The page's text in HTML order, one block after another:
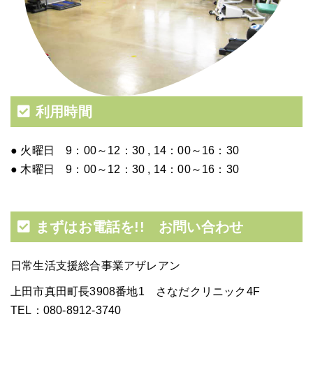
利用時間
● 火曜日 9：00～12：30 , 14：00～16：30
● 木曜日 9：00～12：30 , 14：00～16：30
まずはお電話を!! お問い合わせ
日常生活支援総合事業アザレアン
上田市真田町長3908番地1 さなだクリニック4F
TEL：080-8912-3740